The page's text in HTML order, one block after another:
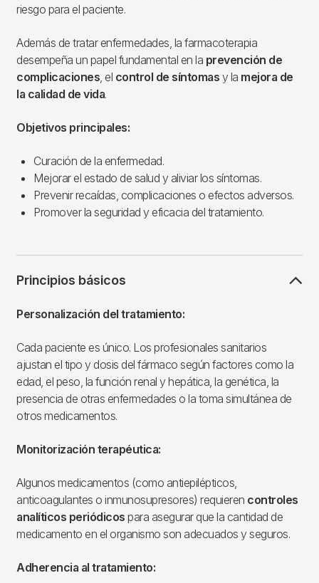
riesgo para el paciente.
Además de tratar enfermedades, la farmacoterapia
desempeña un papel fundamental en la prevención de
complicaciones , el control de síntomas y la mejora de
la calidad de vida.
Objetivos principales:
Curación de la enfermedad.
Mejorar el estado de salud y aliviar los síntomas.
Prevenir recaídas, complicaciones o efectos adversos.
Promover la seguridad y eficacia del tratamiento.
Principios básicos
Personalización del tratamiento:
Cada paciente es único. Los profesionales sanitarios
ajustan el tipo y dosis del fármaco según factores como la
edad, el peso, la función renal y hepática, la genética, la
presencia de otras enfermedades o la toma simultánea de
otros medicamentos.
Monitorización terapéutica:
Algunos medicamentos (como antiepilépticos,
anticoagulantes o inmunosupresores) requieren controles
analíticos periódicos para asegurar que la cantidad de
medicamento en el organismo son adecuados y seguros.
Adherencia al tratamiento: